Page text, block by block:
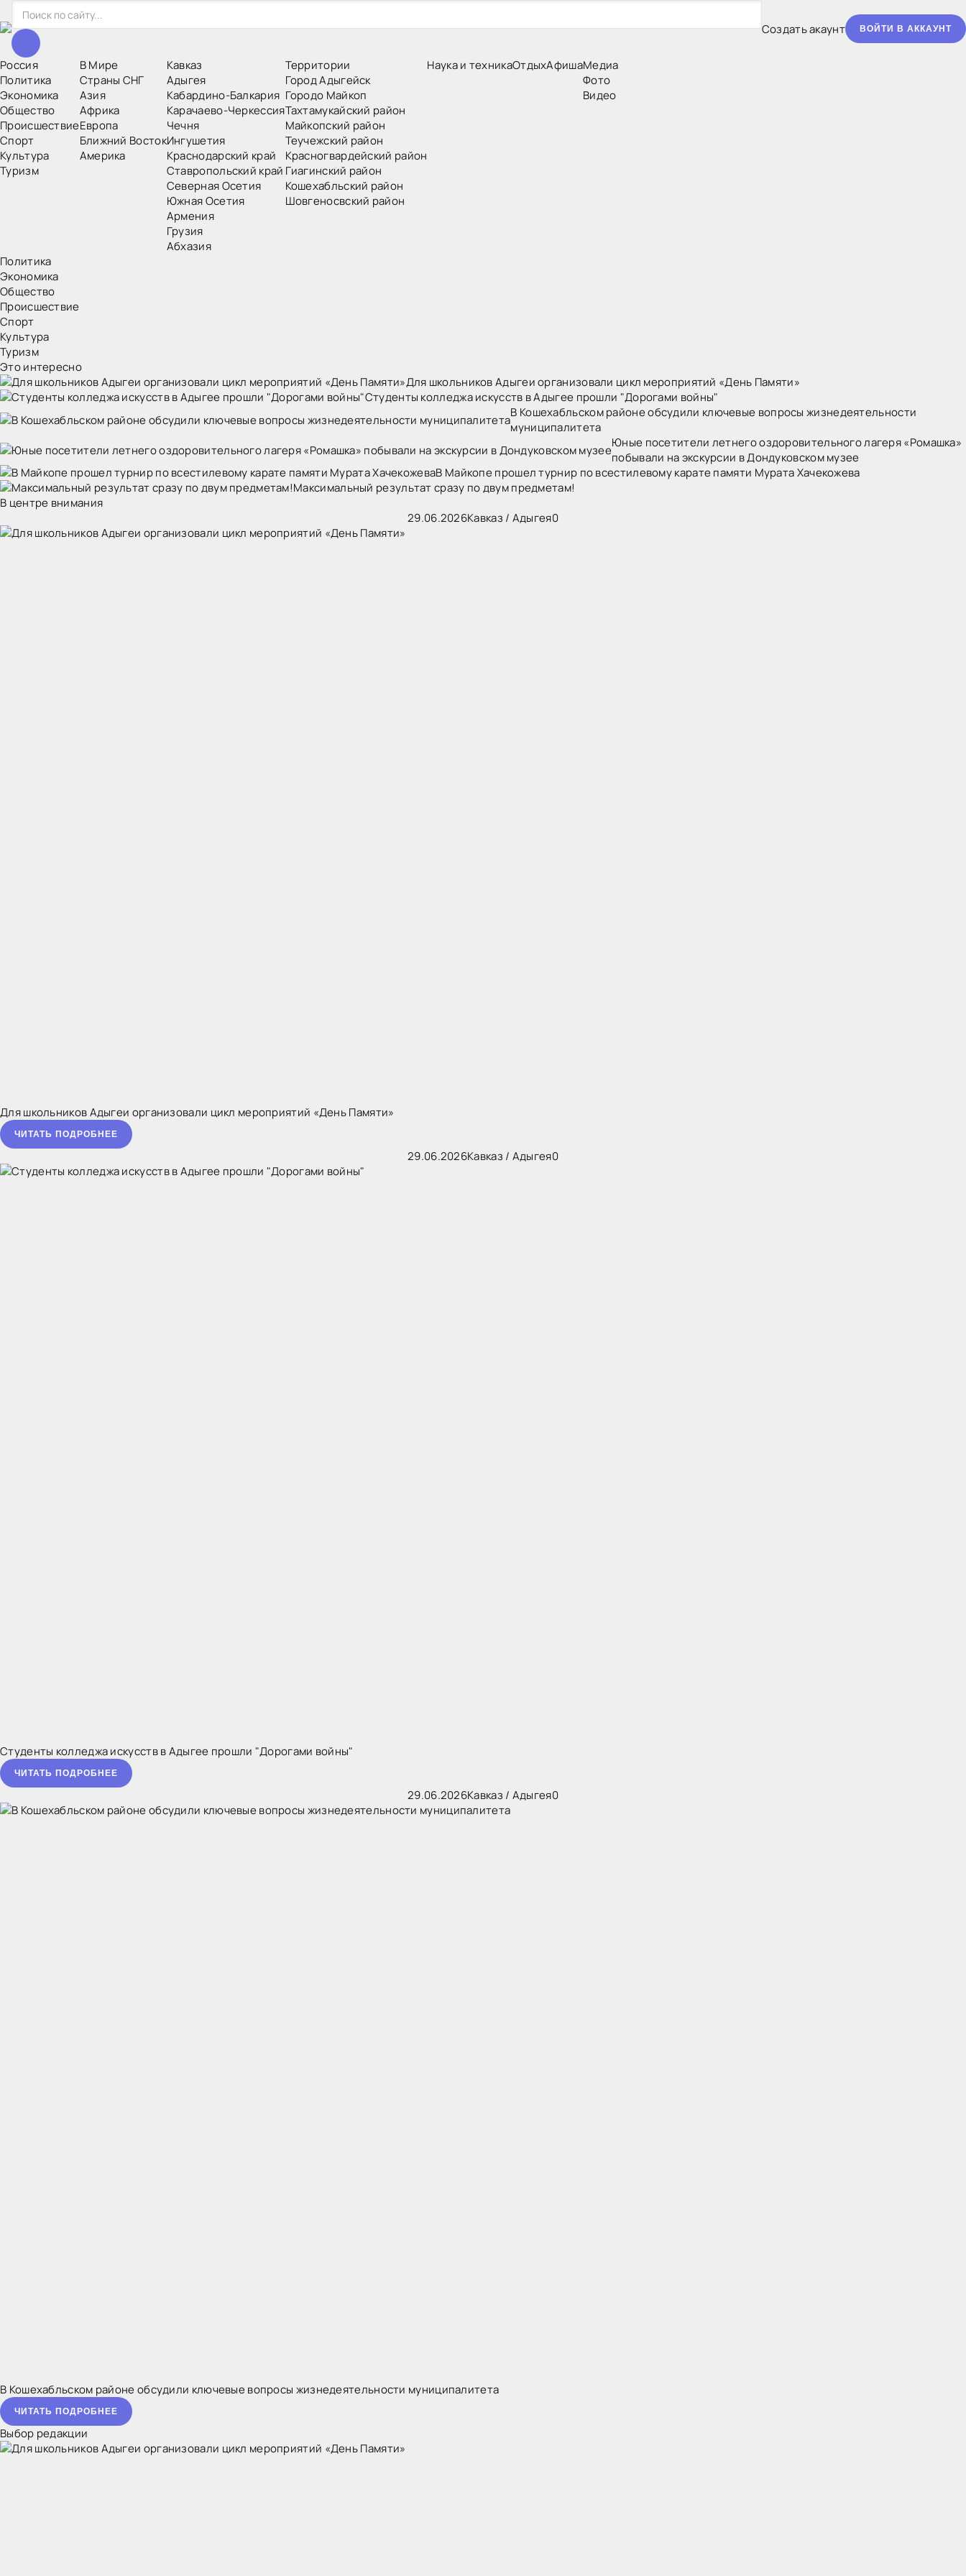
Создать акаунт ВОЙТИ В АККАУНТ
Россия
Политика
Экономика
Общество
Происшествие
Спорт
Культура
Туризм
В Мире
Страны СНГ
Азия
Африка
Европа
Ближний Восток
Америка
Кавказ
Адыгея
Кабардино-Балкария
Карачаево-Черкессия
Чечня
Ингушетия
Краснодарский край
Ставропольский край
Северная Осетия
Южная Осетия
Армения
Грузия
Абхазия
Территории
Город Адыгейск
Городо Майкоп
Тахтамукайский район
Майкопский район
Теучежский район
Красногвардейский район
Гиагинский район
Кошехабльский район
Шовгеносвский район
Наука и техникаОтдыхАфишаМедиа
Фото
Видео
Политика
Экономика
Общество
Происшествие
Спорт
Культура
Туризм
Это интересно
Для школьников Адыгеи организовали цикл мероприятий «День Памяти»
Студенты колледжа искусств в Адыгее прошли "Дорогами войны"
В Кошехабльском районе обсудили ключевые вопросы жизнедеятельности
муниципалитета
Юные посетители летнего оздоровительного лагеря «Ромашка»
побывали на экскурсии в Дондуковском музее
В Майкопе прошел турнир по всестилевому карате памяти Мурата Хачекожева
Максимальный результат сразу по двум предметам!
В центре внимания
29.06.2026Кавказ / Адыгея0
Для школьников Адыгеи организовали цикл мероприятий «День Памяти»
ЧИТАТЬ ПОДРОБНЕЕ
29.06.2026Кавказ / Адыгея0
Студенты колледжа искусств в Адыгее прошли "Дорогами войны"
ЧИТАТЬ ПОДРОБНЕЕ
29.06.2026Кавказ / Адыгея0
В Кошехабльском районе обсудили ключевые вопросы жизнедеятельности муниципалитета
ЧИТАТЬ ПОДРОБНЕЕ
Выбор редакции